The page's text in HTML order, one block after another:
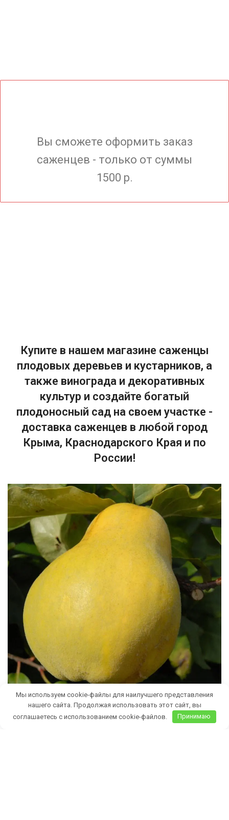
Вы сможете оформить заказ
саженцев - только от суммы
1500 р.
Купите в нашем магазине саженцы
плодовых деревьев и кустарников, а
также винограда и декоративных
культур и создайте богатый
плодоносный сад на своем участке -
доставка саженцев в любой город
Крыма, Краснодарского Края и по
России!
Бесплатная доставка саженцев
Мы используем cookie-файлы для наилучшего представления
нашего сайта. Продолжая использовать этот сайт, вы
соглашаетесь с использованием cookie-файлов.
Принимаю